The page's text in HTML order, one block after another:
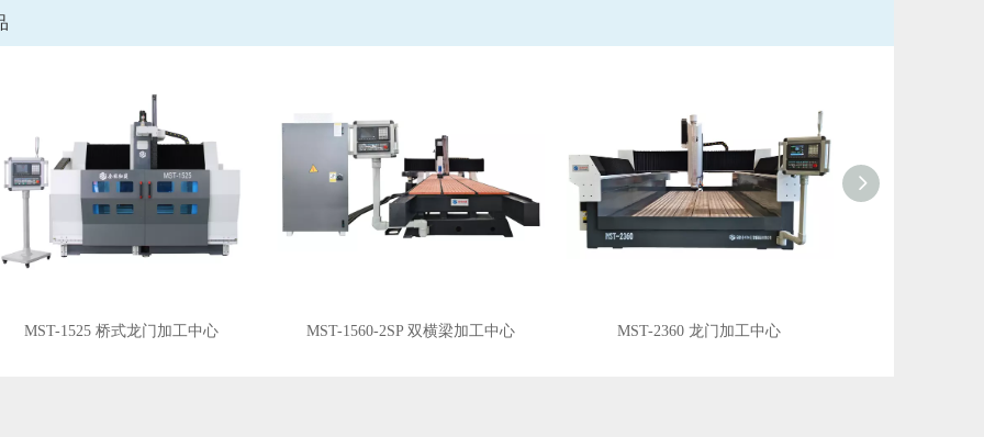
MST-1525 桥式龙门加工中心 MST-1560-2SP 双横梁加工中心 MST-2360 龙门加工中心